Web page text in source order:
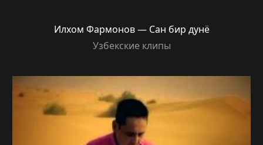
Илхом Фармонов — Сан бир дунё
Узбекские клипы